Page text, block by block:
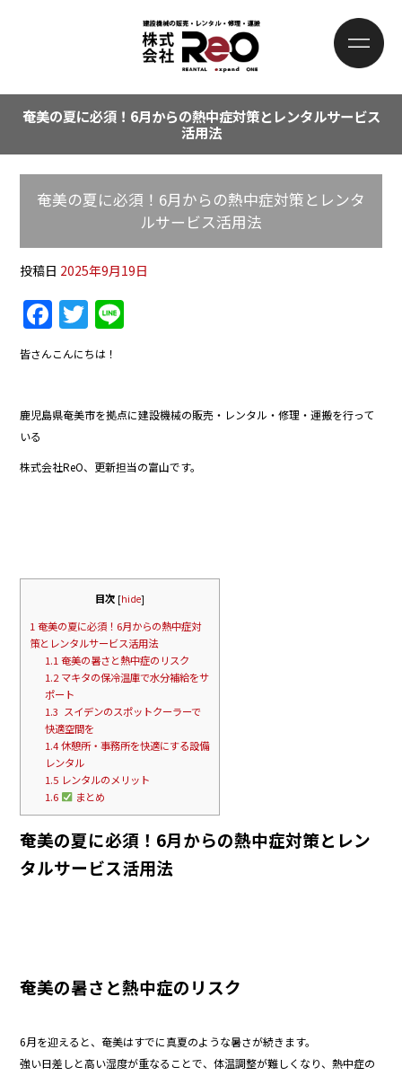
奄美の夏に必須！6月からの熱中症対策とレンタルサービス
活用法
奄美の夏に必須！6月からの熱中症対策とレンタ
ルサービス活用法
投稿日 2025年9月19日
F
a
c
e
b
o
o
T
w
itt
er
皆さんこんにちは！
鹿児島県奄美市を拠点に建設機械の販売・レンタル・修理・運搬を行って
いる
株式会社ReO、更新担当の富山です。
目次 [hide]
1奄美の夏に必須！6月からの熱中症対
策とレンタルサービス活用法
1.1奄美の暑さと熱中症のリスク
1.2マキタの保冷温庫で水分補給をサ
ポート
1.3 スイデンのスポットクーラーで
快適空間を
1.4休憩所・事務所を快適にする設備
レンタル
1.5 レンタルのメリット
1.6
まとめ
奄美の夏に必須！6月からの熱中症対策とレン
タルサービス活用法
奄美の暑さと熱中症のリスク
6月を迎えると、奄美はすでに真夏のような暑さが続きます。
強い日差しと高い湿度が重なることで、体温調整が難しくなり、熱中症の